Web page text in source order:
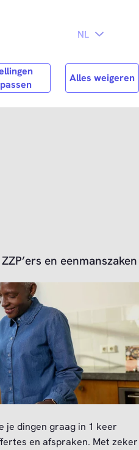
Zoek
en eenmanszaken
je dingen graag in 1 keer
en afspraken. Met zeker